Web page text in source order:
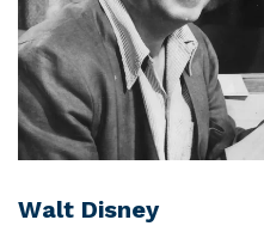
Walt Disney